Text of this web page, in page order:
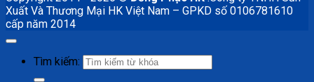
Xuất Và Thương Mại HK Việt Nam – GPKD số 0106781610
cấp năm 2014
Tìm kiếm: